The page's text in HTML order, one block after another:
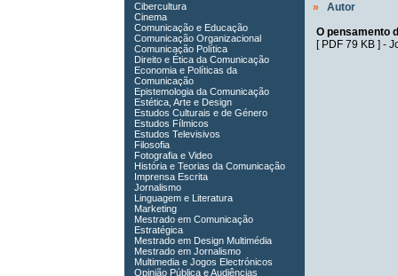
Cibercultura
Cinema
Comunicação e Educação
Comunicação Organizacional
Comunicação Política
Direito e Ética da Comunicação
Economia e Políticas da
Comunicação
Epistemologia da Comunicação
Estética, Arte e Design
Estudos Culturais e de Género
Estudos Fílmicos
Estudos Televisivos
Filosofia
Fotografia e Video
História e Teorias da Comunicação
Imprensa Escrita
Jornalismo
Linguagem e Literatura
Marketing
Mestrado em Comunicação
Estratégica
Mestrado em Design Multimédia
Mestrado em Jornalismo
Multimedia e Jogos Electrónicos
Opinião Pública e Audiências
»
Autor
O pensamento
[ PDF 79 KB] -